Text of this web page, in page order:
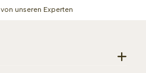
von unseren Experten